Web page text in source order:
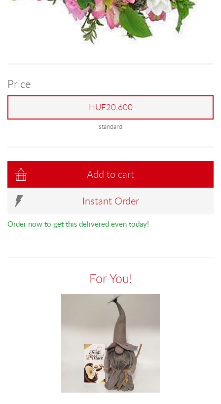
Price
HUF20,600
standard
Add to cart
Instant Order
Order now to get this delivered even today!
For You!